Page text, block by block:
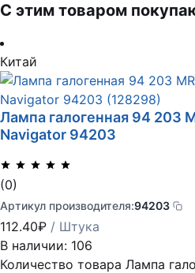
С этим товаром
Китай
Лампа галогенная 94 203
Navigator 94203
(0)
Артикул производителя:94203
112.40₽ / Штука
В наличии: 106
Количество товара Лампа